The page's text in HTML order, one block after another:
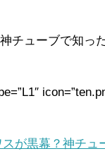
チューブで知っ
が黒幕？神チュ